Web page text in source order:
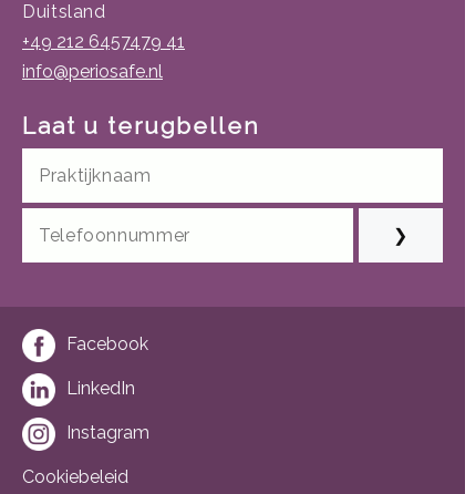
Duitsland
+49 212 6457479 41
info@periosafe.nl
Laat u terugbellen
❯
Facebook
LinkedIn
Instagram
Cookiebeleid